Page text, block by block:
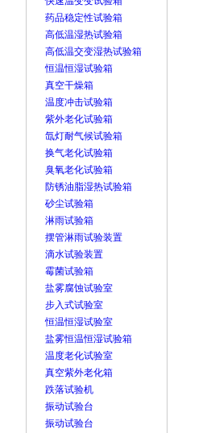
药品稳定性试验箱
高低温湿热试验箱
高低温交变湿热试验箱
恒温恒湿试验箱
真空干燥箱
温度冲击试验箱
紫外老化试验箱
氙灯耐气候试验箱
换气老化试验箱
臭氧老化试验箱
防锈油脂湿热试验箱
砂尘试验箱
淋雨试验箱
摆管淋雨试验装置
滴水试验装置
霉菌试验箱
盐雾腐蚀试验室
步入式试验室
恒温恒湿试验室
盐雾恒温恒湿试验箱
温度老化试验室
真空紫外老化箱
跌落试验机
振动试验台
振动试验台